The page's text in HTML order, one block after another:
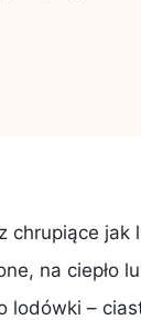
chrupiące jak
na ciepło
lodówki –